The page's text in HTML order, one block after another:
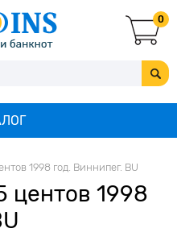
0
1998 год. Виннипег. BU
центов 1998